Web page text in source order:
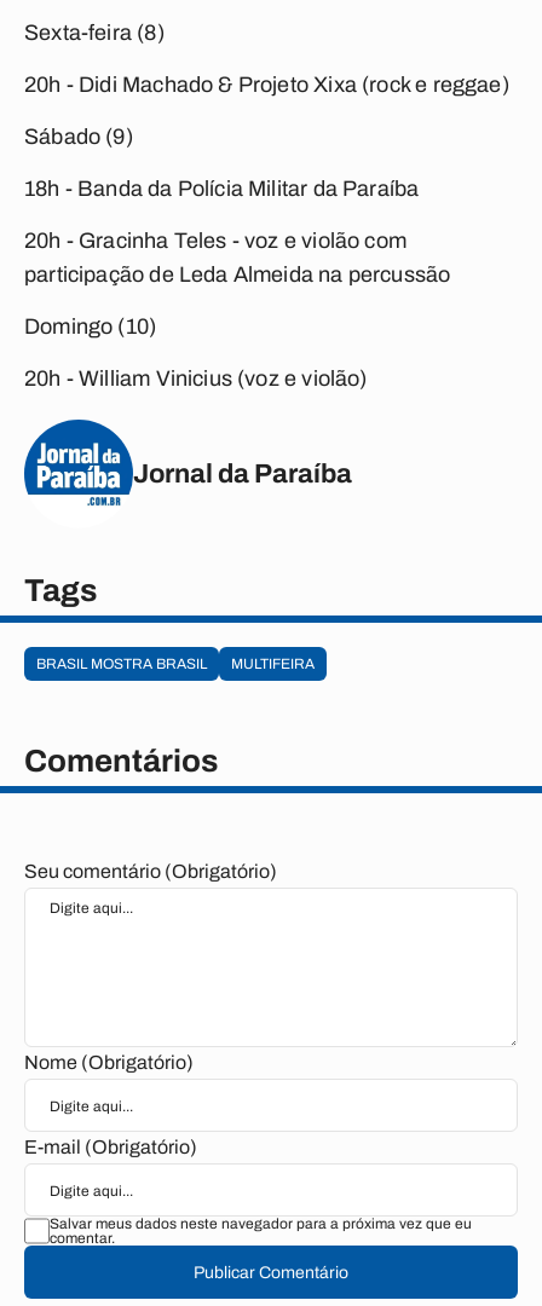
Sexta-feira (8)
20h - Didi Machado & Projeto Xixa (rock e reggae)
Sábado (9)
18h - Banda da Polícia Militar da Paraíba
20h - Gracinha Teles - voz e violão com
participação de Leda Almeida na percussão
Domingo (10)
20h - William Vinicius (voz e violão)
Jornal da Paraíba
Tags
BRASIL MOSTRA BRASIL MULTIFEIRA
Comentários
Seu comentário (Obrigatório)
Nome (Obrigatório)
E-mail (Obrigatório)
Salvar meus dados neste navegador para a próxima vez que eu
comentar.
Publicar Comentário